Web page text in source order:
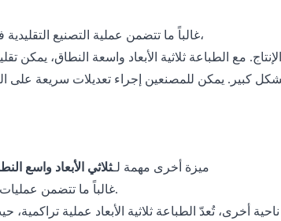
غالباً ما تتضمن عملية التصنيع التقليدية فترات انتظار طويلة بسبب إعداد الأدوات ومصادر المواد،
ميزة أخرى مهمة لـثلاثي الأبعاد واسع
غالباً ما تتضمن عمليات التصنيع إزالة مواد من قطعة أكبر، مما ينتج عنه نفايات.